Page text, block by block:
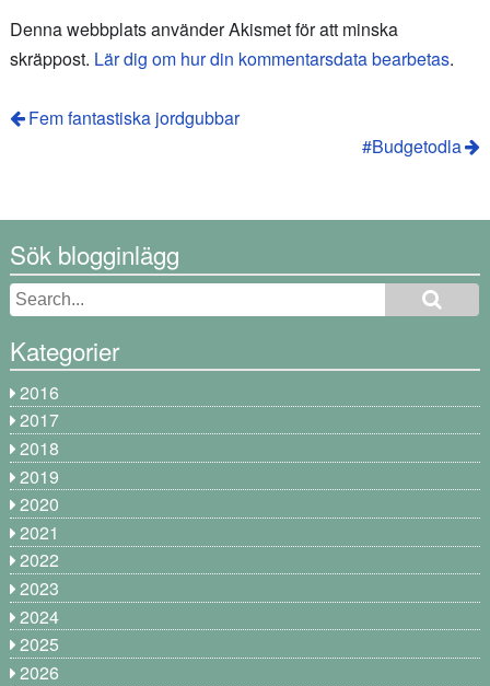
Denna webbplats använder Akismet för att minska
skräppost. Lär dig om hur din kommentarsdata bearbetas.
Fem fantastiska jordgubbar
#Budgetodla
Sök blogginlägg
Kategorier
2016
2017
2018
2019
2020
2021
2022
2023
2024
2025
2026